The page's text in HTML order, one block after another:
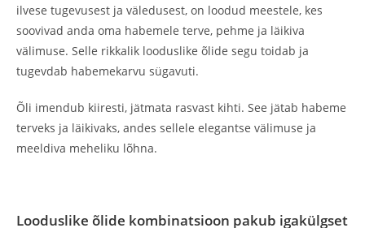
ilvese tugevusest ja väledusest, on loodud meestele, kes
soovivad anda oma habemele terve, pehme ja läikiva
välimuse. Selle rikkalik looduslike õlide segu toidab ja
tugevdab habemekarvu sügavuti.
Õli imendub kiiresti, jätmata rasvast kihti. See jätab habeme
terveks ja läikivaks, andes sellele elegantse välimuse ja
meeldiva meheliku lõhna.
Looduslike õlide kombinatsioon pakub igakülgset